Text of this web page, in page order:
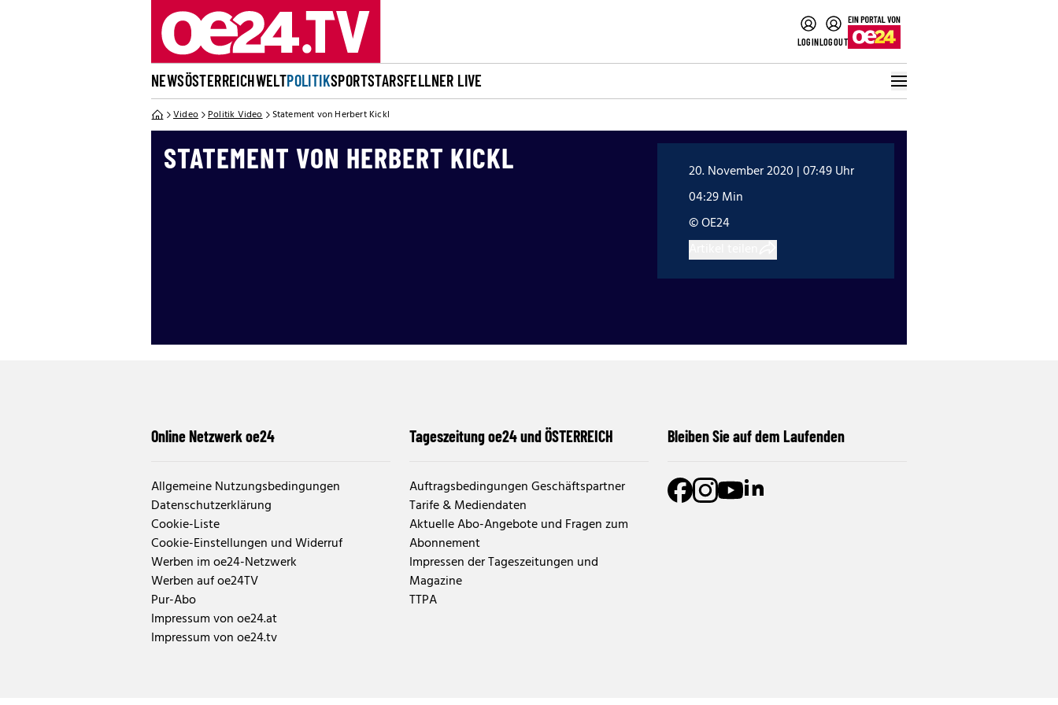
LOGINLOGOUT
NEWSÖSTERREICHWELTPOLITIKSPORTSTARSFELLNER LIVE
Video Politik Video Statement von Herbert Kickl
STATEMENT VON HERBERT KICKL
20. November 2020 | 07:49 Uhr
04:29 Min
© OE24
Online Netzwerk oe24
Allgemeine Nutzungsbedingungen
Datenschutzerklärung
Cookie-Liste
Cookie-Einstellungen und Widerruf
Werben im oe24-Netzwerk
Werben auf oe24TV
Pur-Abo
Impressum von oe24.at
Impressum von oe24.tv
Tageszeitung oe24 und ÖSTERREICH
Auftragsbedingungen Geschäftspartner
Tarife & Mediendaten
Aktuelle Abo-Angebote und Fragen zum
Abonnement
Impressen der Tageszeitungen und
Magazine
TTPA
Bleiben Sie auf dem Laufenden